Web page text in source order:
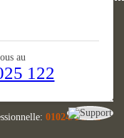
01024/TCDL-
au
122